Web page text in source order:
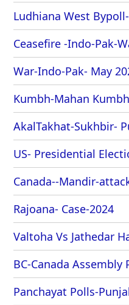
Ludhiana West
Ceasefire -Indo-Pak-
War-Indo-Pak- May
Kumbh-Mahan
AkalTakhat-Sukhbir-
US- Presidential
Canada--Mandir-
Rajoana- Case-2024
Valtoha Vs Jathedar
BC-Canada Assembly
Panchayat Polls-